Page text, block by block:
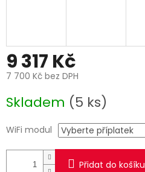
9 317 Kč
7 700 Kč bez DPH
cena:
Skladem (5 ks)
WiFi modul
Přidat do košíku